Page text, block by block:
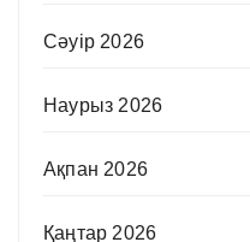
Сәуір 2026
Наурыз 2026
Ақпан 2026
Қаңтар 2026